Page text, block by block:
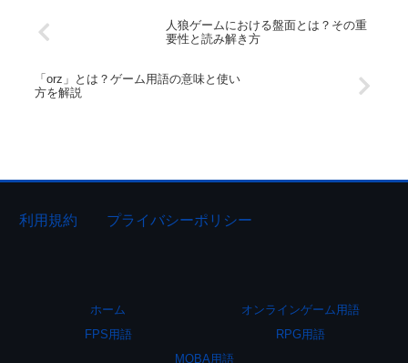
人狼ゲームにおける盤面とは？その重
要性と読み解き方
「orz」とは？ゲーム用語の意味と使い
方を解説
利用規約 プライバシーポリシー
ホーム
オンラインゲーム用語
FPS用語
RPG用語
MOBA用語